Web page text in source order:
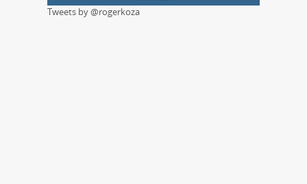
Tweets by @rogerkoza